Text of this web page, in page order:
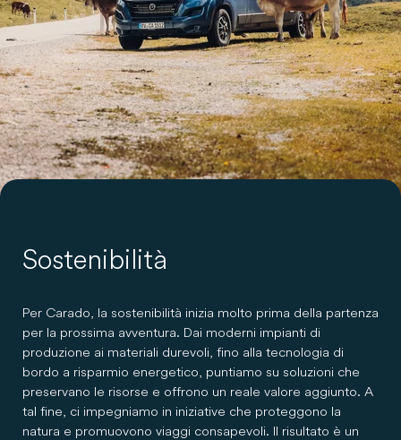
Sostenibilità
Per Carado, la sostenibilità inizia molto prima della partenza
per la prossima avventura. Dai moderni impianti di
produzione ai materiali durevoli, fino alla tecnologia di
bordo a risparmio energetico, puntiamo su soluzioni che
preservano le risorse e offrono un reale valore aggiunto. A
tal fine, ci impegniamo in iniziative che proteggono la
natura e promuovono viaggi consapevoli. Il risultato è un